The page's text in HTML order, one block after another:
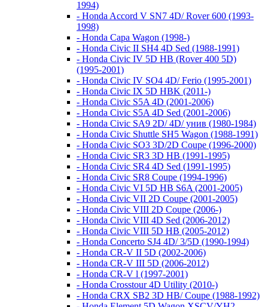
1994)
- Honda Accord V SN7 4D/ Rover 600 (1993-
1998)
- Honda Capa Wagon (1998-)
- Honda Civic II SH4 4D Sed (1988-1991)
- Honda Civic IV 5D HB (Rover 400 5D)
(1995-2001)
- Honda Civic IV SO4 4D/ Ferio (1995-2001)
- Honda Civic IX 5D HBK (2011-)
- Honda Civic S5A 4D (2001-2006)
- Honda Civic S5A 4D Sed (2001-2006)
- Honda Civic SA9 2D/ 4D/ унив (1980-1984)
- Honda Civic Shuttle SH5 Wagon (1988-1991)
- Honda Civic SO3 3D/2D Coupe (1996-2000)
- Honda Civic SR3 3D HB (1991-1995)
- Honda Civic SR4 4D Sed (1991-1995)
- Honda Civic SR8 Coupe (1994-1996)
- Honda Civic VI 5D HB S6A (2001-2005)
- Honda Civic VII 2D Coupe (2001-2005)
- Honda Civic VIII 2D Coupe (2006-)
- Honda Civic VIII 4D Sed (2006-2012)
- Honda Civic VIII 5D HB (2005-2012)
- Honda Concerto SJ4 4D/ 3/5D (1990-1994)
- Honda CR-V II 5D (2002-2006)
- Honda CR-V III 5D (2006-2012)
- Honda CR-V l (1997-2001)
- Honda Crosstour 4D Utility (2010-)
- Honda CRX SB2 3D HB/ Coupe (1988-1992)